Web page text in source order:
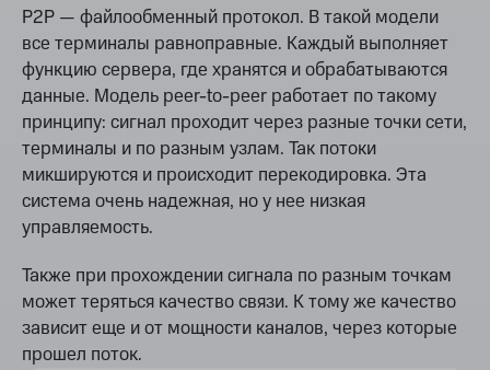
P2P — файлообменный протокол. В такой модели
все терминалы равноправные. Каждый выполняет
функцию сервера, где хранятся и обрабатываются
данные. Модель peer-to-peer работает по такому
принципу: сигнал проходит через разные точки сети,
терминалы и по разным узлам. Так потоки
микшируются и происходит перекодировка. Эта
система очень надежная, но у нее низкая
управляемость.
Также при прохождении сигнала по разным точкам
может теряться качество связи. К тому же качество
зависит еще и от мощности каналов, через которые
прошел поток.